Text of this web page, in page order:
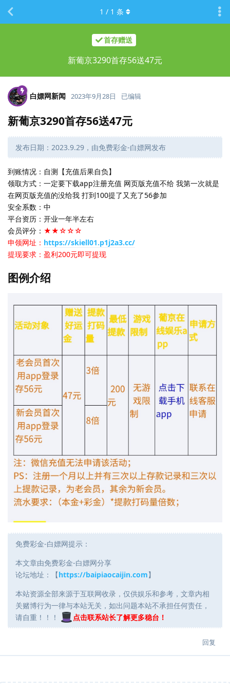
首存赠送
新葡京3290首存56送47元
1 / 1 条
白嫖网新闻 2023年9月28日 已编辑
新葡京3290首存56送47元
发布日期：2023.9.29，由免费彩金-白嫖网发布
到账情况：自测【充值后果自负】
领取方式：一定要下载app注册充值 网页版充值不给 我第一次就是
在网页版充值的没给我 打到100提了又充了56参加
安全系数：中
平台资历：开业一年半左右
会员评分： ★★☆☆☆
申领网址： https://skiell01.p1j2a3.cc/
提现要求：盈利200元即可提现
图例介绍
免费彩金-白嫖网提示：
本文章由免费彩金-白嫖网分享
论坛地址：【https://baipiaocaijin.com】
本站资源全部来源于互联网收录，仅供娱乐和参考，文章内相
关赌博行为一律与本站无关，如出问题本站不承担任何责任，
请自重！！！
点击联系站长了解更多稳台！
回复